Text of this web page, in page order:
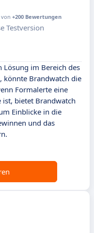
von +200 Bewertungen
Testversion
Lösung im Bereich des
könnte Brandwatch die
Formalerte eine
bietet Brandwatch
Einblicke in die
und das